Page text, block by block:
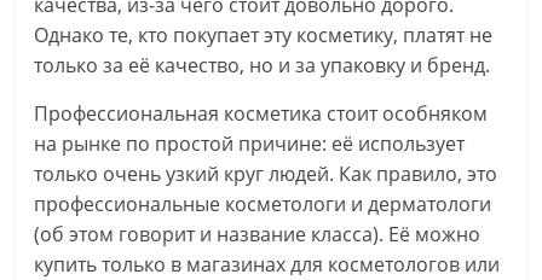
Однако те, кто покупает эту косметику, платят не
только за её качество, но и за упаковку и бренд.
Профессиональная косметика стоит особняком
на рынке по простой причине: её использует
только очень узкий круг людей. Как правило, это
профессиональные косметологи и дерматологи
(об этом говорит и название класса). Её можно
купить только в магазинах для косметологов или